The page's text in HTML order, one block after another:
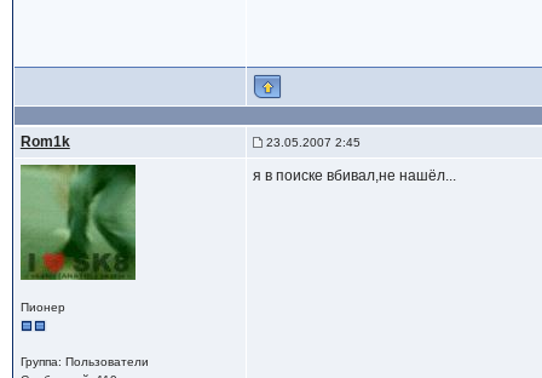
Rom1k 23.05.2007 2:45
Пионер
Группа: Пользователи
я в поиске вбивал,не нашёл...